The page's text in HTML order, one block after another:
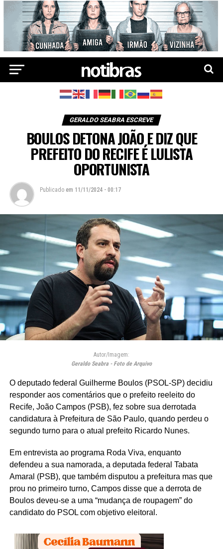
GERALDO SEABRA ESCREVE
BOULOS DETONA JOÃO E DIZ QUE
PREFEITO DO RECIFE É LULISTA
OPORTUNISTA
Publicado em 11/11/2024 - 00:17
Autor/Imagem:
Geraldo Seabra - Foto de Arquivo
O deputado federal Guilherme Boulos (PSOL-SP) decidiu
responder aos comentários que o prefeito reeleito do
Recife, João Campos (PSB), fez sobre sua derrotada
candidatura à Prefeitura de São Paulo, quando perdeu o
segundo turno para o atual prefeito Ricardo Nunes.
Em entrevista ao programa Roda Viva, enquanto
defendeu a sua namorada, a deputada federal Tabata
Amaral (PSB), que também disputou a prefeitura mas que
prou no primeiro turno, Campos disse que a derrota de
Boulos deveu-se a uma “mudança de roupagem” do
candidato do PSOL com objetivo eleitoral.